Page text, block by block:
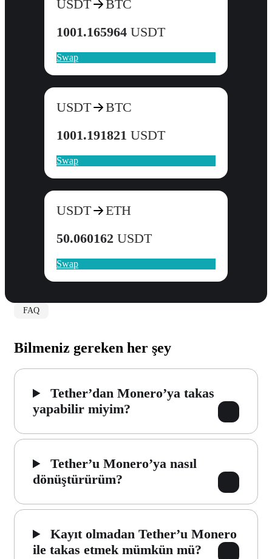
USDT
BTC
1001.165964 USDT
Swap
USDT
BTC
1001.191821 USDT
Swap
USDT
ETH
50.060162 USDT
Swap
FAQ
Bilmeniz gereken her şey
Tether’dan Monero’ya takas
yapabilir miyim?
Tether’u Monero’ya nasıl
dönüştürürüm?
Kayıt olmadan Tether’u Monero
ile takas etmek mümkün mü?